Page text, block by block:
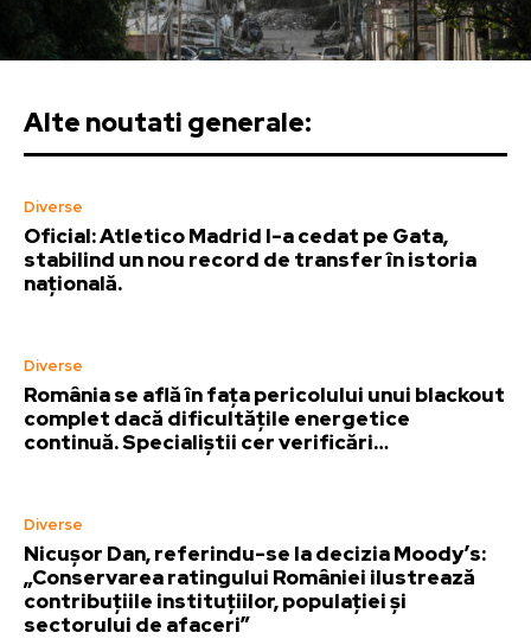
Alte noutati generale:
Diverse
Oficial: Atletico Madrid l-a cedat pe Gata,
stabilind un nou record de transfer în istoria
națională.
Diverse
România se află în fața pericolului unui blackout
complet dacă dificultățile energetice
continuă. Specialiștii cer verificări…
Diverse
Nicușor Dan, referindu-se la decizia Moody’s:
„Conservarea ratingului României ilustrează
contribuțiile instituțiilor, populației și
sectorului de afaceri”